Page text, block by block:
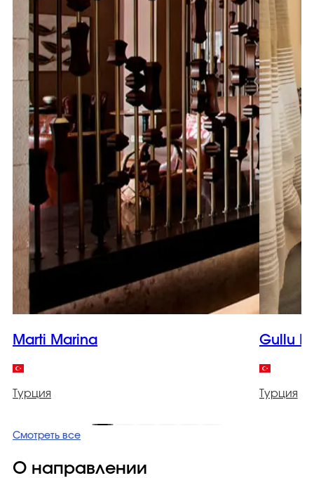
Marti Marina
Турция
Gullu
Турция
Смотреть все
О направлении